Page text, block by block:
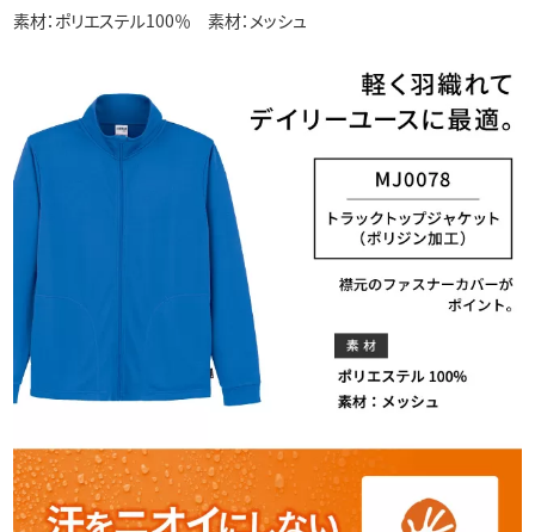
素材：ポリエステル100％ 素材：メッシュ